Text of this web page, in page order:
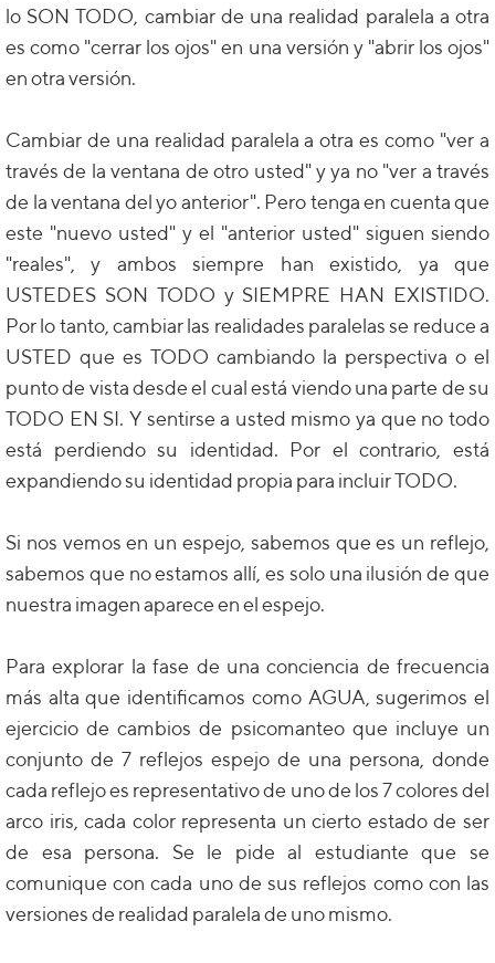
lo SON TODO, cambiar de una realidad paralela a otra
es como "cerrar los ojos" en una versión y "abrir los ojos"
en otra versión.
Cambiar de una realidad paralela a otra es como "ver a
través de la ventana de otro usted" y ya no "ver a través
de la ventana del yo anterior". Pero tenga en cuenta que
este "nuevo usted" y el "anterior usted" siguen siendo
"reales", y ambos siempre han existido, ya que
USTEDES SON TODO y SIEMPRE HAN EXISTIDO.
Por lo tanto, cambiar las realidades paralelas se reduce a
USTED que es TODO cambiando la perspectiva o el
punto de vista desde el cual está viendo una parte de su
TODO EN SI. Y sentirse a usted mismo ya que no todo
está perdiendo su identidad. Por el contrario, está
expandiendo su identidad propia para incluir TODO.
Si nos vemos en un espejo, sabemos que es un reflejo,
sabemos que no estamos allí, es solo una ilusión de que
nuestra imagen aparece en el espejo.
Para explorar la fase de una conciencia de frecuencia
más alta que identificamos como AGUA, sugerimos el
ejercicio de cambios de psicomanteo que incluye un
conjunto de 7 reflejos espejo de una persona, donde
cada reflejo es representativo de uno de los 7 colores del
arco iris, cada color representa un cierto estado de ser
de esa persona. Se le pide al estudiante que se
comunique con cada uno de sus reflejos como con las
versiones de realidad paralela de uno mismo.